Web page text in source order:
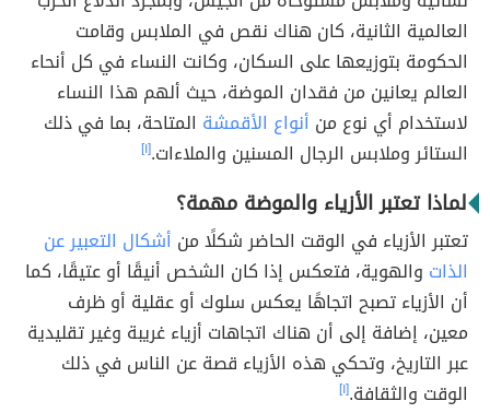
العالمية الثانية، كان هناك نقص في الملابس وقامت
الحكومة بتوزيعها على السكان، وكانت النساء في كل أنحاء
العالم يعانين من فقدان الموضة، حيث ألهم هذا النساء
لاستخدام أي نوع من أنواع الأقمشة المتاحة، بما في ذلك
الستائر وملابس الرجال المسنين والملاءات.[١]
لماذا تعتبر الأزياء والموضة مهمة؟
تعتبر الأزياء في الوقت الحاضر شكلًا من أشكال التعبير عن
الذات والهوية، فتعكس إذا كان الشخص أنيقًا أو عتيقًا، كما
أن الأزياء تصبح اتجاهًا يعكس سلوك أو عقلية أو ظرف
معين، إضافة إلى أن هناك اتجاهات أزياء غريبة وغير تقليدية
عبر التاريخ، وتحكي هذه الأزياء قصة عن الناس في ذلك
الوقت والثقافة.[١]